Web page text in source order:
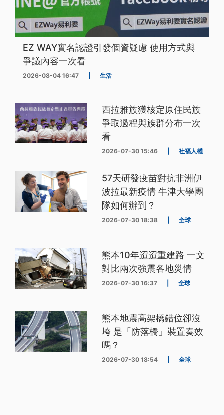
EZ WAY實名認證引發個資疑慮 使用方式與
爭議內容一次看
2026-08-04 16:47 生活
西拉雅族獲核定原住民族
爭取過程與族群分布一次
看
2026-07-30 15:46 社福人權
57天研發疫苗對抗非洲伊
波拉最新疫情 牛津大學團
隊如何辦到？
2026-07-30 18:38 全球
熊本10年迢迢重建路 一文
對比兩次強震各地災情
2026-07-30 16:37 全球
熊本地震高架橋錯位卻沒
垮 是「防落橋」裝置奏效
嗎？
2026-07-30 18:54 全球